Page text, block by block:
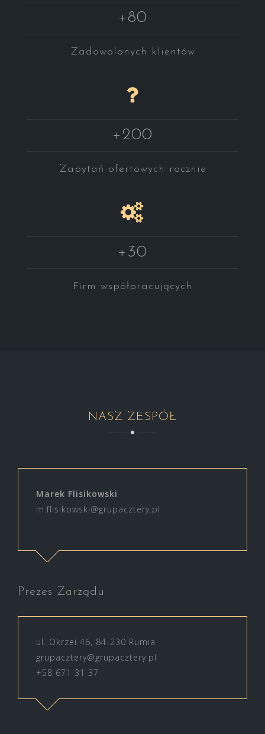
+80
Zadowolonych klientów
+200
Zapytań ofertowych rocznie
+30
Firm współpracujących
NASZ ZESPÓŁ
Marek Flisikowski
m.flisikowski@grupacztery.pl
Prezes Zarządu
ul. Okrzei 46, 84-230 Rumia
grupacztery@grupacztery.pl
+58 671 31 37